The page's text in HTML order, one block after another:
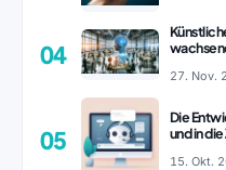
04
27. Nov.
05
Die
und in
15. Okt.